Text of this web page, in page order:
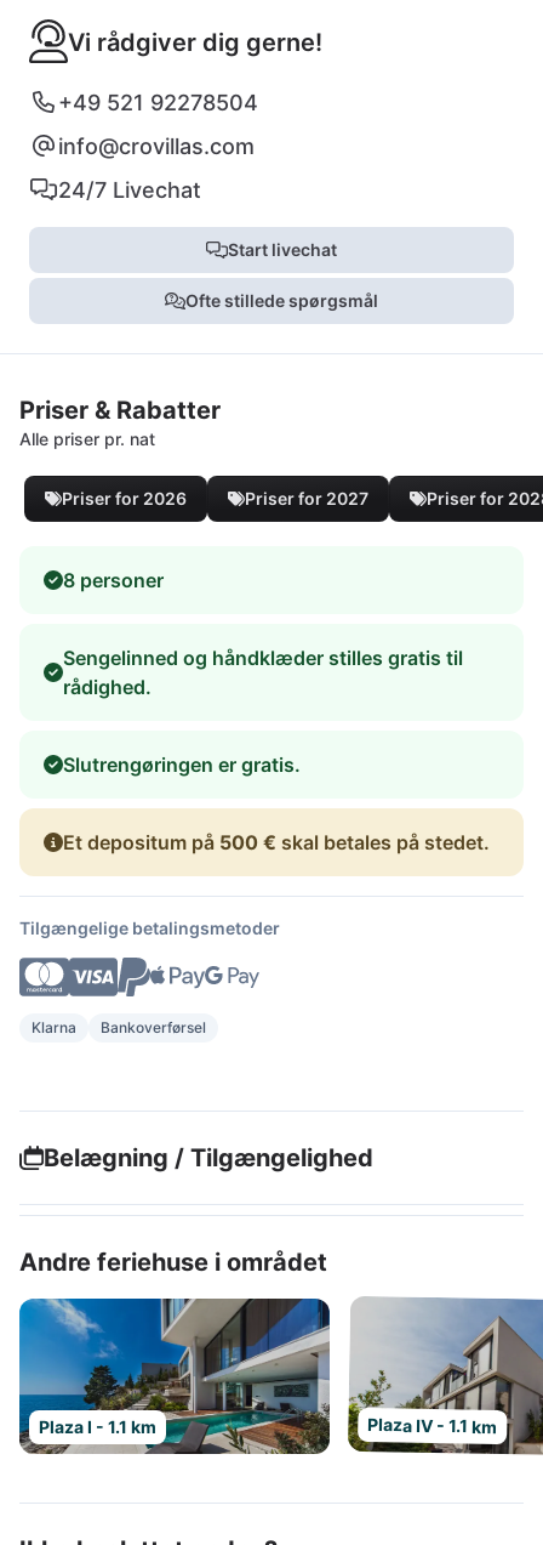
Vi rådgiver dig gerne!
+49 521 92278504
info@crovillas.com
24/7 Livechat
Start livechat
Ofte stillede spørgsmål
Priser & Rabatter
Alle priser pr. nat
Priser for 2026 Priser for 2027 Priser for
8 personer
Sengelinned og håndklæder stilles gratis til
rådighed.
Slutrengøringen er gratis.
Et depositum på 500 € skal betales på stedet.
Tilgængelige betalingsmetoder
Klarna Bankoverførsel
Belægning / Tilgængelighed
Andre feriehuse i området
Plaza I - 1.1 km Plaza IV - 1.1 km